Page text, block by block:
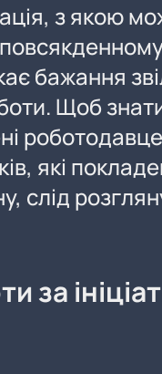
з якою
бажання
Щоб
які
слід
за